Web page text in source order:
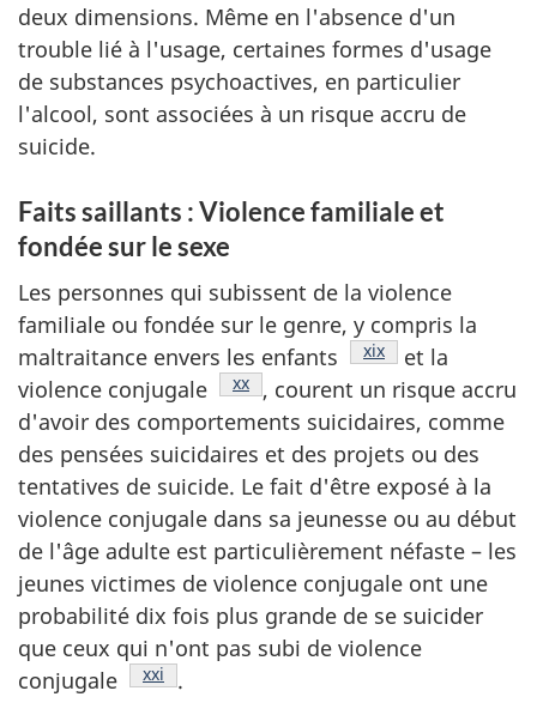
deux dimensions. Même en l'absence d'un
trouble lié à l'usage, certaines formes d'usage
de substances psychoactives, en particulier
l'alcool, sont associées à un risque accru de
suicide.
Faits saillants : Violence familiale et
fondée sur le sexe
Les personnes qui subissent de la violence
familiale ou fondée sur le genre, y compris la
maltraitance envers les enfants
Note de bas de page
xix
et la
violence conjugale
Note de bas de page
xx
, courent un risque accru
d'avoir des comportements suicidaires, comme
des pensées suicidaires et des projets ou des
tentatives de suicide. Le fait d'être exposé à la
violence conjugale dans sa jeunesse ou au début
de l'âge adulte est particulièrement néfaste – les
jeunes victimes de violence conjugale ont une
probabilité dix fois plus grande de se suicider
que ceux qui n'ont pas subi de violence
conjugale
Note de bas de page
xxi .